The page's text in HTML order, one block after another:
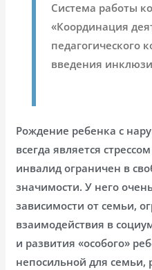
Система работы
«Координация
педагогического
введения
Рождение ребенка с
всегда является
инвалид ограничен в
значимости. У него
зависимости от семьи,
взаимодействия в
и развития «особого»
непосильной для семьи,